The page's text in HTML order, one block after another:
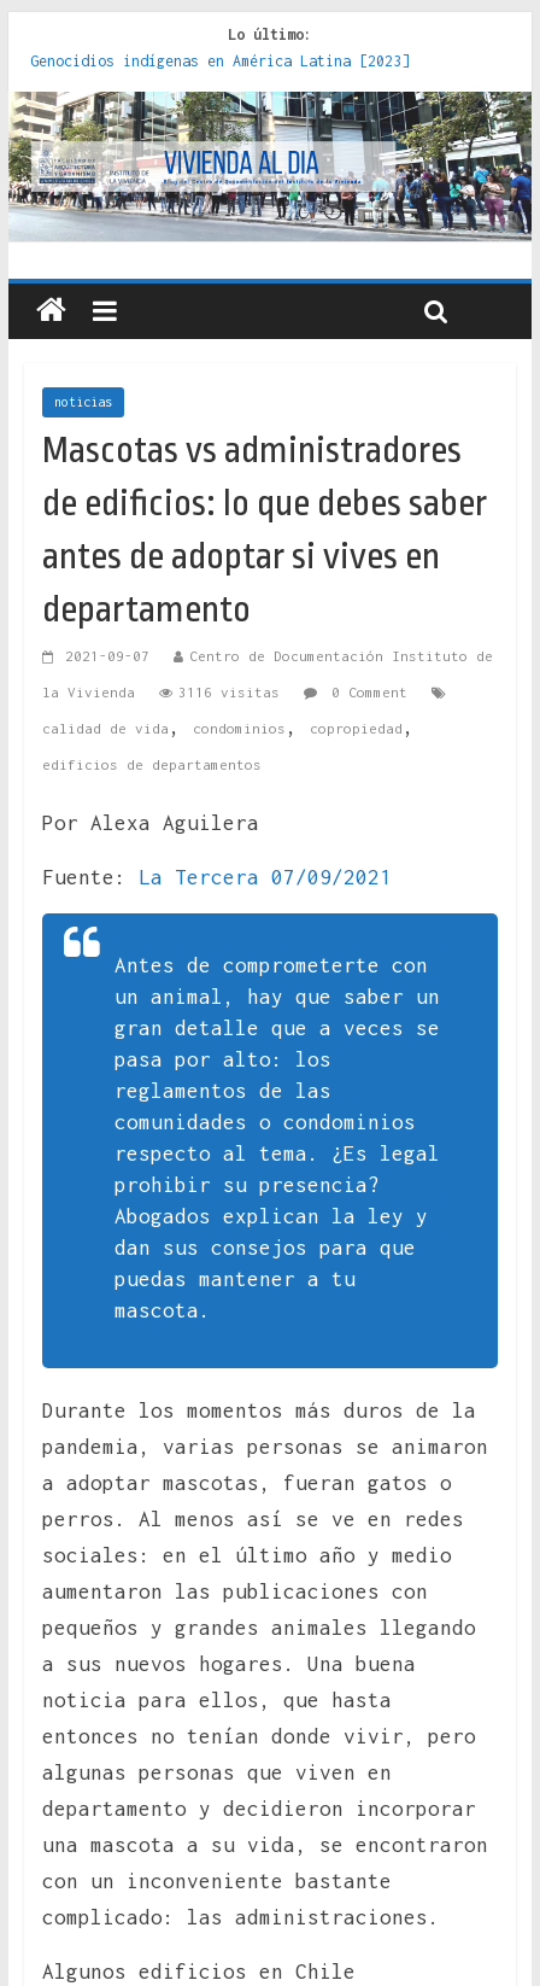
Lo último:
Red de consultorios de la Caja del Seguro Obrero en
Santiago : un patrimonio emblemático [2014]
Genocidios indígenas en América Latina [2023]
Estudios sobre la espacialización de los Estados :
políticas, prácticas y representaciones [2022]
Donde el pedernal choca con el acero : hacia una teoría
crítica de las fronteras latinoamericanas [2020]
Criterios técnicos para una vivienda adecuada [2019]
noticias
Mascotas vs administradores
de edificios: lo que debes saber
antes de adoptar si vives en
departamento
2021-09-07 Centro de Documentación Instituto de
la Vivienda 3116 visitas 0 Comment
calidad de vida , condominios , copropiedad ,
edificios de departamentos
Por Alexa Aguilera
Fuente: La Tercera 07/09/2021
Antes de comprometerte con
un animal, hay que saber un
gran detalle que a veces se
pasa por alto: los
reglamentos de las
comunidades o condominios
respecto al tema. ¿Es legal
prohibir su presencia?
Abogados explican la ley y
dan sus consejos para que
puedas mantener a tu
mascota.
Durante los momentos más duros de la
pandemia, varias personas se animaron
a adoptar mascotas, fueran gatos o
perros. Al menos así se ve en redes
sociales: en el último año y medio
aumentaron las publicaciones con
pequeños y grandes animales llegando
a sus nuevos hogares. Una buena
noticia para ellos, que hasta
entonces no tenían donde vivir, pero
algunas personas que viven en
departamento y decidieron incorporar
una mascota a su vida, se encontraron
con un inconveniente bastante
complicado: las administraciones.
Algunos edificios en Chile